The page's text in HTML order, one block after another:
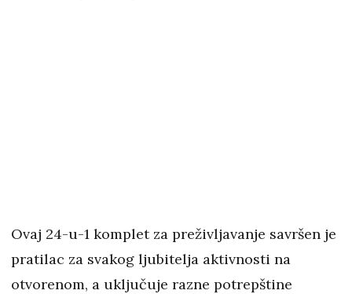
Ovaj 24-u-1 komplet za preživljavanje savršen je
pratilac za svakog ljubitelja aktivnosti na
otvorenom, a uključuje razne potrepštine